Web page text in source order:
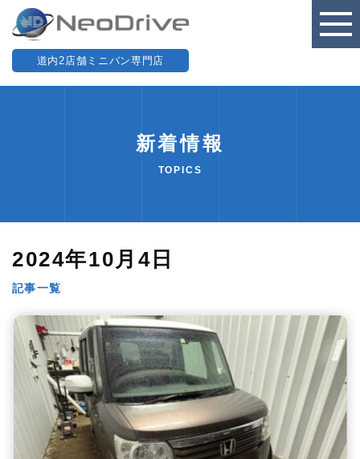
道内2店舗ミニバン専門店
新着情報
TOPICS
2024年10月4日
記事一覧